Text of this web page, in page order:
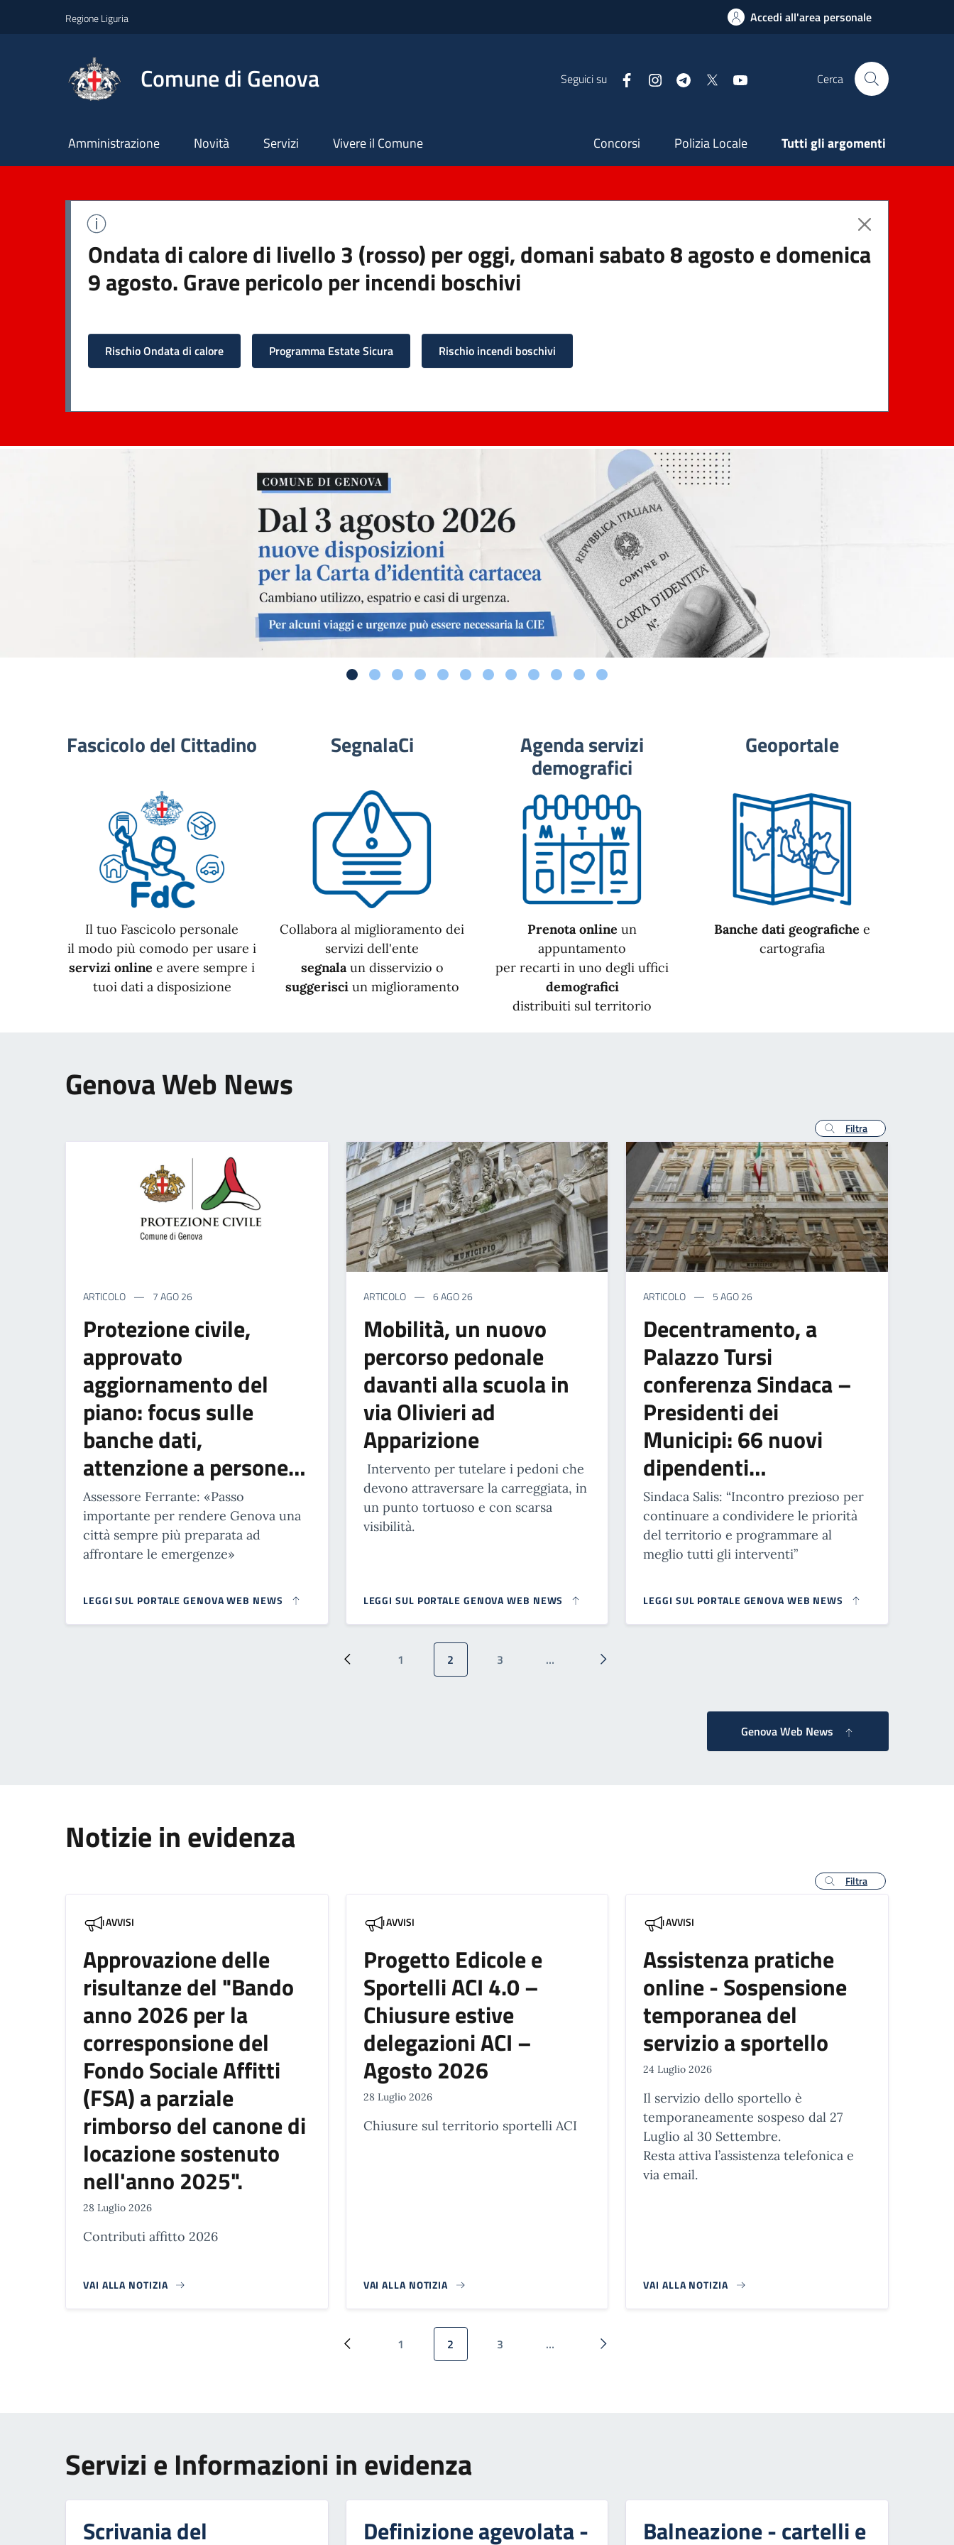
Regione Liguria Accedi all'area personale
Comune di Genova Seguici su FacebookInstagramTelegram Cerca
Principale
Amministrazione Novità Servizi Vivere il Comune Secondaria
Concorsi Polizia Locale Tutti gli argomenti
Ondata di calore di livello 3 (rosso) per oggi, domani sabato 8 agosto e domenica
9 agosto. Grave pericolo per incendi boschivi
Rischio Ondata di calore Programma Estate Sicura Rischio incendi boschivi
Fascicolo del Cittadino
Il tuo Fascicolo personale
il modo più comodo per usare i
servizi online e avere sempre i
tuoi dati a disposizione
SegnalaCi
Collabora al miglioramento dei
servizi dell'ente
segnalaun disservizio o
suggerisciun miglioramento
Agenda servizi
demografici
Prenota online un
appuntamento
per recarti in uno degli uffici
demografici
distribuiti sul territorio
Geoportale
Banche dati geografiche e
cartografia
Genova Web News
Filtra
ARTICOLO 7 AGO 26
Protezione civile,
approvato
aggiornamento del
piano: focus sulle
banche dati,
attenzione a persone…
Assessore Ferrante: «Passo
importante per rendere Genova una
città sempre più preparata ad
affrontare le emergenze»
LEGGI SUL PORTALE GENOVA WEB NEWS
ARTICOLO 6 AGO 26
Mobilità, un nuovo
percorso pedonale
davanti alla scuola in
via Olivieri ad
Apparizione
Intervento per tutelare i pedoni che
devono attraversare la carreggiata, in
un punto tortuoso e con scarsa
visibilità.
LEGGI SUL PORTALE GENOVA WEB NEWS
ARTICOLO 5 AGO 26
Decentramento, a
Palazzo Tursi
conferenza Sindaca –
Presidenti dei
Municipi: 66 nuovi
dipendenti…
Sindaca Salis: “Incontro prezioso per
continuare a condividere le priorità
del territorio e programmare al
meglio tutti gli interventi”
LEGGI SUL PORTALE GENOVA WEB NEWS
Pagina precedente
Pagina
1 Pagina attuale
2 Pagina
3 … Pagina successiva
Genova Web News
Notizie in evidenza
Filtra
AVVISI
Approvazione delle
risultanze del "Bando
anno 2026 per la
corresponsione del
Fondo Sociale Affitti
(FSA) a parziale
rimborso del canone di
locazione sostenuto
nell'anno 2025".
28 Luglio 2026
Contributi affitto 2026
VAI ALLA NOTIZIA
AVVISI
Progetto Edicole e
Sportelli ACI 4.0 –
Chiusure estive
delegazioni ACI –
Agosto 2026
28 Luglio 2026
Chiusure sul territorio sportelli ACI
VAI ALLA NOTIZIA
AVVISI
Assistenza pratiche
online - Sospensione
temporanea del
servizio a sportello
24 Luglio 2026
Il servizio dello sportello è
temporaneamente sospeso dal 27
Luglio al 30 Settembre.
Resta attiva l’assistenza telefonica e
via email.
VAI ALLA NOTIZIA
Pagina precedente
Pagina
1 Pagina attuale
2 Pagina
3 … Pagina successiva
Servizi e Informazioni in evidenza
Scrivania del Definizione agevolata - Balneazione - cartelli e